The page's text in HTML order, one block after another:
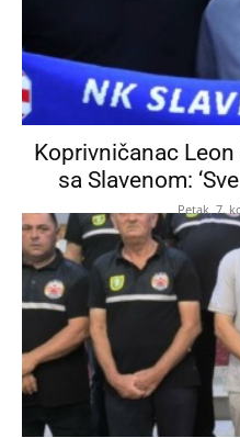
Koprivničanac
sa Slavenom:
Petak, 7.